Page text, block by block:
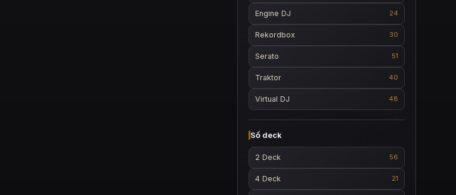
Engine DJ 24
Rekordbox 30
Serato 51
Traktor 40
Virtual DJ 48
Số deck
2 Deck 56
4 Deck 21